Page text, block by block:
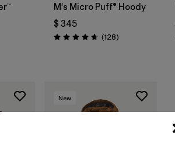
M's Micro Puff® Hoody
$ 345
Valoración: 4.6 / 5
(128Comentarios
)
New